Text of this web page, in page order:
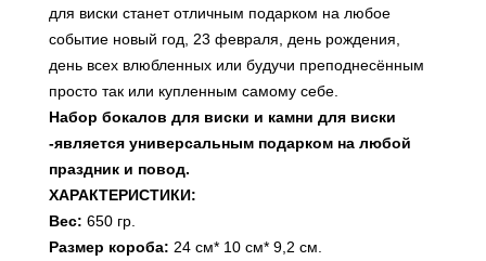
для виски станет отличным подарком на любое
событие новый год, 23 февраля, день рождения,
день всех влюбленных или будучи преподнесённым
просто так или купленным самому себе.
Набор бокалов для виски и камни для виски
-является универсальным подарком на любой
праздник и повод.
ХАРАКТЕРИСТИКИ:
Вес: 650 гр.
Размер короба: 24 см* 10 см* 9,2 см.